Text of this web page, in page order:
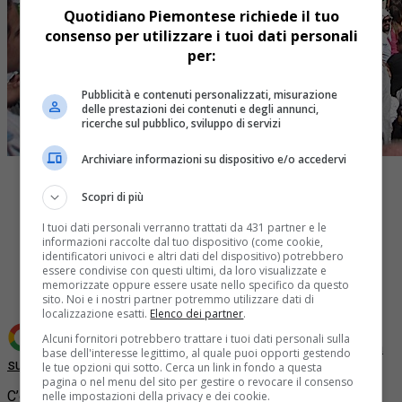
Share
Tweet
Aggiungi Quotidiano Piemontese come Fonte preferita
su Google
C’era il mondo a Colle Don Bosco per celebrare i 200 anni
Quotidiano Piemontese richiede il tuo
consenso per utilizzare i tuoi dati personali
per:
Pubblicità e contenuti personalizzati, misurazione
delle prestazioni dei contenuti e degli annunci,
ricerche sul pubblico, sviluppo di servizi
Archiviare informazioni su dispositivo e/o accedervi
Scopri di più
I tuoi dati personali verranno trattati da 431 partner e le
informazioni raccolte dal tuo dispositivo (come cookie,
identificatori univoci e altri dati del dispositivo) potrebbero
essere condivise con questi ultimi, da loro visualizzate e
memorizzate oppure essere usate nello specifico da questo
sito. Noi e i nostri partner potremmo utilizzare dati di
localizzazione esatti. Elenco dei partner.
Alcuni fornitori potrebbero trattare i tuoi dati personali sulla
base dell'interesse legittimo, al quale puoi opporti gestendo
le tue opzioni qui sotto. Cerca un link in fondo a questa
pagina o nel menu del sito per gestire o revocare il consenso
nelle impostazioni della privacy e dei cookie.